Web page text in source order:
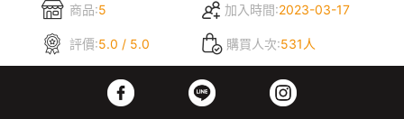
商品:5 加入時間:2023-03-17
評價:5.0 / 5.0 購買人次:531人